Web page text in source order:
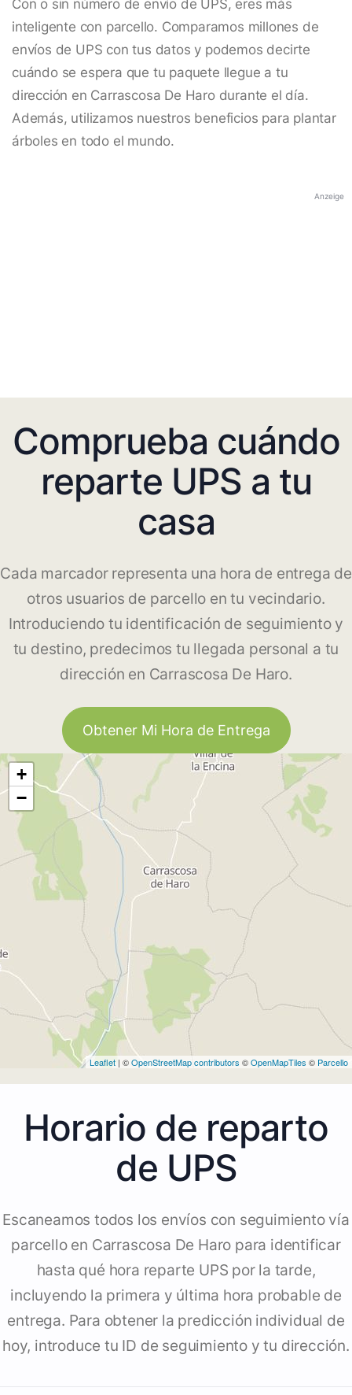
Con o sin número de envío de UPS, eres más
inteligente con parcello. Comparamos millones de
envíos de UPS con tus datos y podemos decirte
cuándo se espera que tu paquete llegue a tu
dirección en Carrascosa De Haro durante el día.
Además, utilizamos nuestros beneficios para plantar
árboles en todo el mundo.
Anzeige
Comprueba cuándo
reparte UPS a tu
casa
Cada marcador representa una hora de entrega de
otros usuarios de parcello en tu vecindario.
Introduciendo tu identificación de seguimiento y
tu destino, predecimos tu llegada personal a tu
dirección en Carrascosa De Haro.
Obtener Mi Hora de Entrega
+
−
Leaflet | ©OpenStreetMap contributors ©OpenMapTiles © Parcello
Horario de reparto
de UPS
Escaneamos todos los envíos con seguimiento vía
parcello en Carrascosa De Haro para identificar
hasta qué hora reparte UPS por la tarde,
incluyendo la primera y última hora probable de
entrega. Para obtener la predicción individual de
hoy, introduce tu ID de seguimiento y tu dirección.